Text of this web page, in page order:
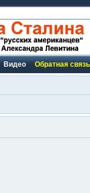
Видео Обратная связь